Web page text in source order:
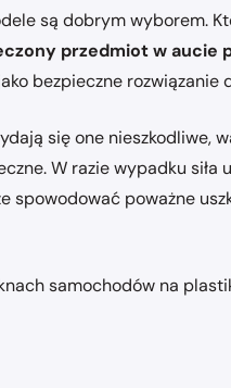
są dobrym wyborem.
przedmiot w aucie
bezpieczne rozwiązanie
się one nieszkodliwe,
W razie wypadku
poważne
samochodów na